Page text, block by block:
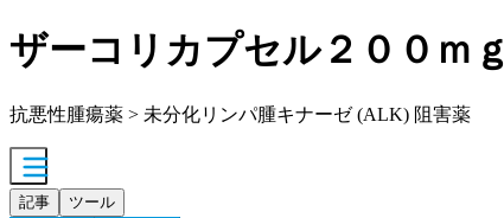
ザーコリカプセル２００ｍｇ
抗悪性腫瘍薬 > 未分化リンパ腫キナーゼ (ALK) 阻害薬
記事 ツール